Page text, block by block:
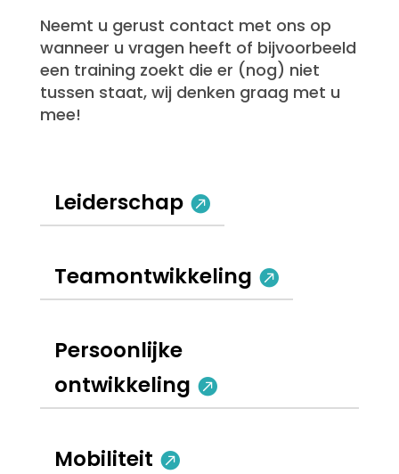
Neemt u gerust contact met ons op
wanneer u vragen heeft of bijvoorbeeld
een training zoekt die er (nog) niet
tussen staat, wij denken graag met u
mee!
Leiderschap
Teamontwikkeling
Persoonlijke
ontwikkeling
Mobiliteit